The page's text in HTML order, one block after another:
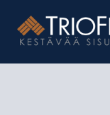
sisältöön